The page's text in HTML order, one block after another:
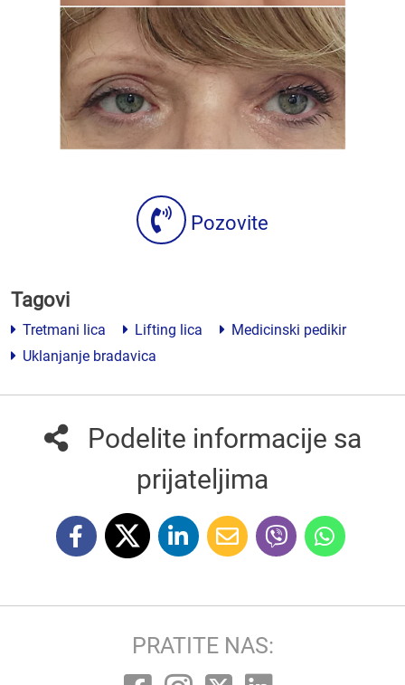
Pozovite
Tagovi
Tretmani lica Lifting lica
Medicinski pedikir
Uklanjanje bradavica
Podelite informacije sa
prijateljima
PRATITE NAS: